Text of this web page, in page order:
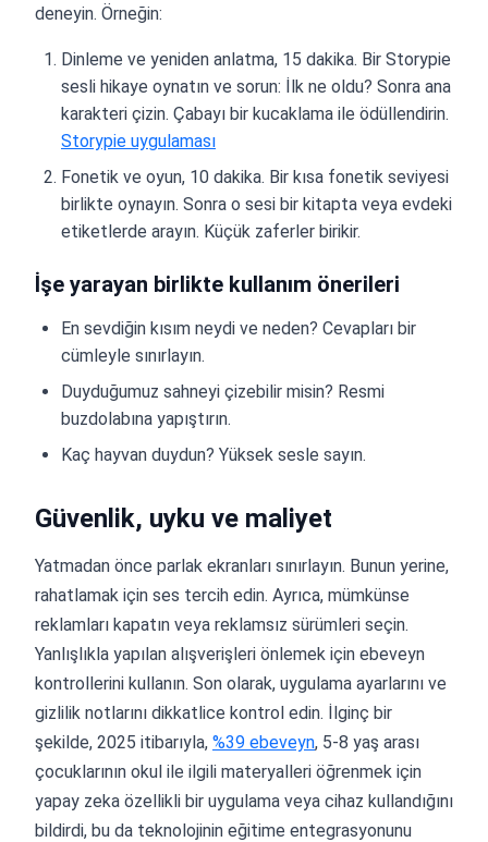
deneyin. Örneğin:
Dinleme ve yeniden anlatma, 15 dakika. Bir Storypie
sesli hikaye oynatın ve sorun: İlk ne oldu? Sonra ana
karakteri çizin. Çabayı bir kucaklama ile ödüllendirin.
Storypie uygulaması
Fonetik ve oyun, 10 dakika. Bir kısa fonetik seviyesi
birlikte oynayın. Sonra o sesi bir kitapta veya evdeki
etiketlerde arayın. Küçük zaferler birikir.
İşe yarayan birlikte kullanım önerileri
En sevdiğin kısım neydi ve neden? Cevapları bir
cümleyle sınırlayın.
Duyduğumuz sahneyi çizebilir misin? Resmi
buzdolabına yapıştırın.
Kaç hayvan duydun? Yüksek sesle sayın.
Güvenlik, uyku ve maliyet
Yatmadan önce parlak ekranları sınırlayın. Bunun yerine,
rahatlamak için ses tercih edin. Ayrıca, mümkünse
reklamları kapatın veya reklamsız sürümleri seçin.
Yanlışlıkla yapılan alışverişleri önlemek için ebeveyn
kontrollerini kullanın. Son olarak, uygulama ayarlarını ve
gizlilik notlarını dikkatlice kontrol edin. İlginç bir
şekilde, 2025 itibarıyla, %39 ebeveyn, 5-8 yaş arası
çocuklarının okul ile ilgili materyalleri öğrenmek için
yapay zeka özellikli bir uygulama veya cihaz kullandığını
bildirdi, bu da teknolojinin eğitime entegrasyonunu